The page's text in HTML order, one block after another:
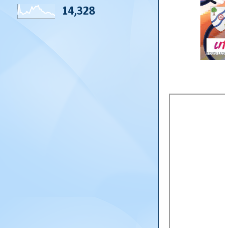
14,328